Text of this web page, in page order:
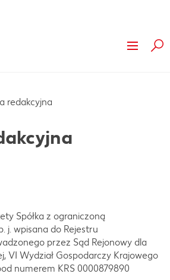
redakcyjna
Spółka z ograniczoną
j. wpisana do Rejestru
przez Sąd Rejonowy dla
VI Wydział Gospodarczy Krajowego
numerem KRS 0000879890